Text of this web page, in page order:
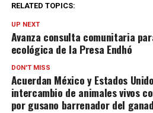
RELATED TOPICS:
UP NEXT
Avanza consulta comunitaria
ecológica de la Presa Endhó
DON'T MISS
Acuerdan México y Estados
intercambio de animales vivos
por gusano barrenador del